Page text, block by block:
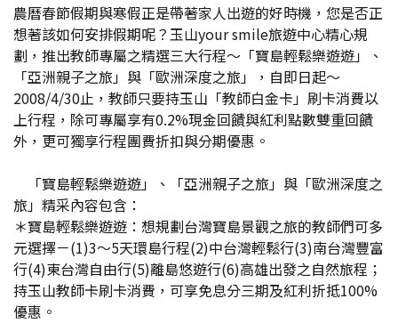
農曆春節假期與寒假正是帶著家人出遊的好時機，您是否正
想著該如何安排假期呢？玉山your smile旅遊中心精心規
劃，推出教師專屬之精選三大行程～「寶島輕鬆樂遊遊」、
「亞洲親子之旅」與「歐洲深度之旅」，自即日起～
2008/4/30止，教師只要持玉山「教師白金卡」刷卡消費以
上行程，除可專屬享有0.2%現金回饋與紅利點數雙重回饋
外，更可獨享行程團費折扣與分期優惠。
「寶島輕鬆樂遊遊」、「亞洲親子之旅」與「歐洲深度之
旅」精采內容包含：
＊寶島輕鬆樂遊遊：想規劃台灣寶島景觀之旅的教師們可多
元選擇－(1)3～5天環島行程(2)中台灣輕鬆行(3)南台灣豐富
行(4)東台灣自由行(5)離島悠遊行(6)高雄出發之自然旅程；
持玉山教師卡刷卡消費，可享免息分三期及紅利折抵100%
優惠。